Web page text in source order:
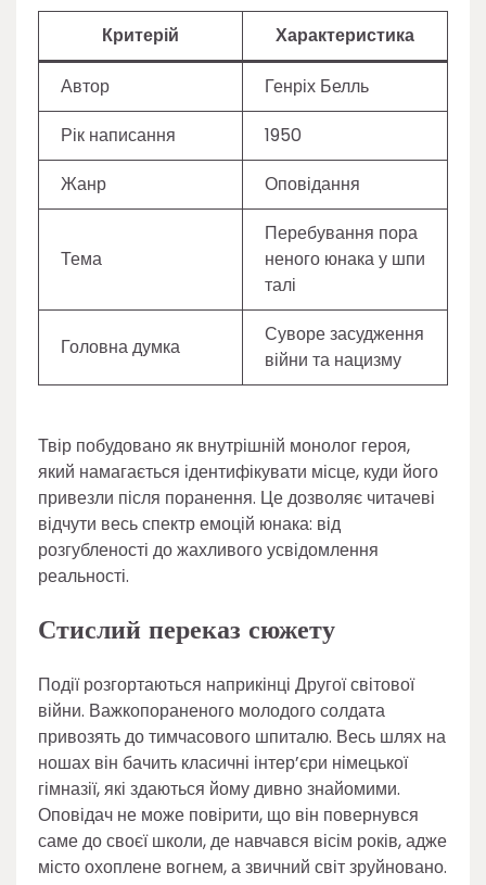
Критерій
Характеристика
Автор
Генріх Белль
Рік написання
1950
Жанр
Оповідання
Тема
Перебування пора
неного юнака у шпи
талі
Головна думка
Суворе засудження
війни та нацизму
Твір побудовано як внутрішній монолог героя,
який намагається ідентифікувати місце, куди його
привезли після поранення. Це дозволяє читачеві
відчути весь спектр емоцій юнака: від
розгубленості до жахливого усвідомлення
реальності.
Стислий переказ сюжету
Події розгортаються наприкінці Другої світової
війни. Важкопораненого молодого солдата
привозять до тимчасового шпиталю. Весь шлях на
ношах він бачить класичні інтер’єри німецької
гімназії, які здаються йому дивно знайомими.
Оповідач не може повірити, що він повернувся
саме до своєї школи, де навчався вісім років, адже
місто охоплене вогнем, а звичний світ зруйновано.